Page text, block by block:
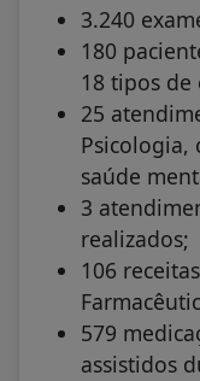
3.240
180
18 tipos
25
Psicologia,
saúde
3
realizados;
106
579
assistidos